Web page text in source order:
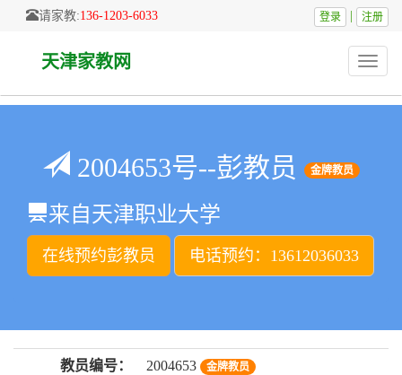
请家教:136-1203-6033 登录 注册
Toggle
天津家教网
2004653号--彭教员 金牌教员
来自天津职业大学
在线预约彭教员 电话预约：13612036033
教员编号： 2004653 金牌教员